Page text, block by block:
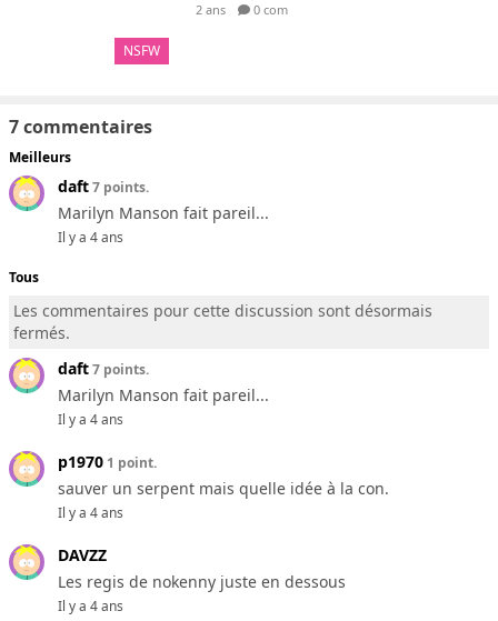
NSFW
2 ans 0 com
7 commentaires
Meilleurs
daft7 points.
Marilyn Manson fait pareil...
Il y a 4 ans
Tous
Les commentaires pour cette discussion sont désormais
fermés.
daft7 points.
Marilyn Manson fait pareil...
Il y a 4 ans
p1970 1 point.
sauver un serpent mais quelle idée à la con.
Il y a 4 ans
DAVZZ
Les regis de nokenny juste en dessous
Il y a 4 ans